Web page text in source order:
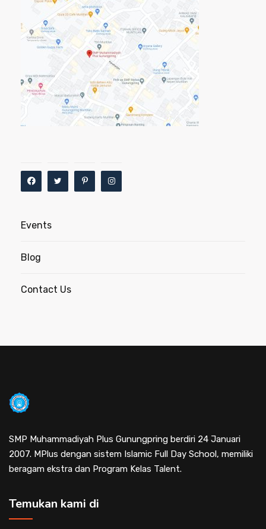
Events
Blog
Contact Us
SMP Muhammadiyah Plus Gunungpring berdiri 24 Januari
2007. MPlus dengan sistem Islamic Full Day School, memiliki
beragam ekstra dan Program Kelas Talent.
Temukan kami di